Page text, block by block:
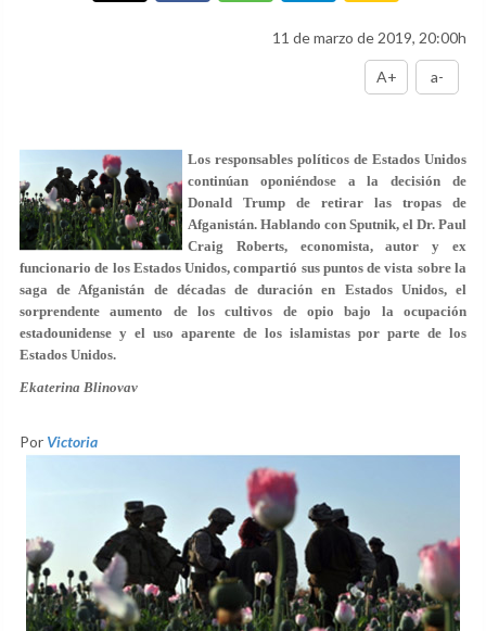
11 de marzo de 2019, 20:00h
A+ a-
Los responsables políticos de Estados Unidos
continúan oponiéndose a la decisión de
Donald Trump de retirar las tropas de
Afganistán. Hablando con Sputnik, el Dr. Paul
Craig Roberts, economista, autor y ex
funcionario de los Estados Unidos, compartió sus puntos de vista sobre la
saga de Afganistán de décadas de duración en Estados Unidos, el
sorprendente aumento de los cultivos de opio bajo la ocupación
estadounidense y el uso aparente de los islamistas por parte de los
Estados Unidos.
Ekaterina Blinovav
Por Victoria